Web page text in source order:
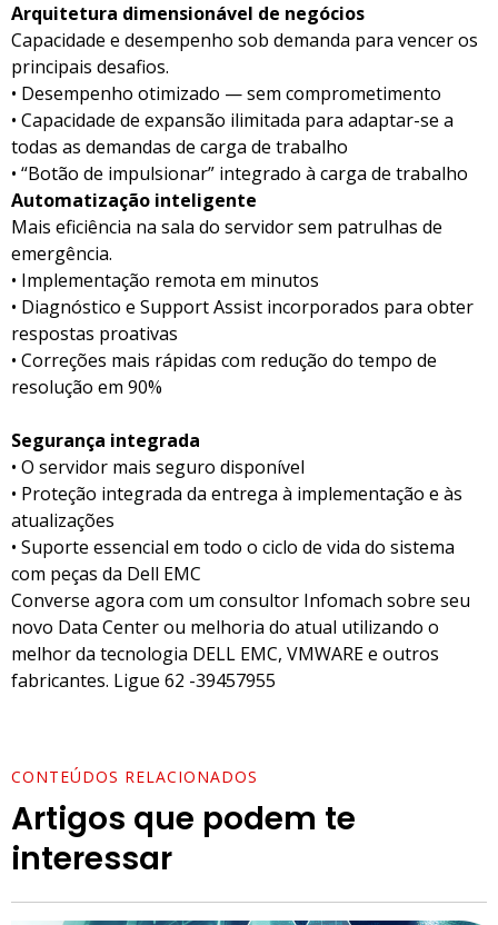
Arquitetura dimensionável de negócios
Capacidade e desempenho sob demanda para vencer os
principais desafios.
• Desempenho otimizado — sem comprometimento
• Capacidade de expansão ilimitada para adaptar-se a
todas as demandas de carga de trabalho
• “Botão de impulsionar” integrado à carga de trabalho
Automatização inteligente
Mais eficiência na sala do servidor sem patrulhas de
emergência.
• Implementação remota em minutos
• Diagnóstico e Support Assist incorporados para obter
respostas proativas
• Correções mais rápidas com redução do tempo de
resolução em 90%
Segurança integrada
• O servidor mais seguro disponível
• Proteção integrada da entrega à implementação e às
atualizações
• Suporte essencial em todo o ciclo de vida do sistema
com peças da Dell EMC
Converse agora com um consultor Infomach sobre seu
novo Data Center ou melhoria do atual utilizando o
melhor da tecnologia DELL EMC, VMWARE e outros
fabricantes. Ligue 62 -39457955
CONTEÚDOS RELACIONADOS
Artigos que podem te
interessar